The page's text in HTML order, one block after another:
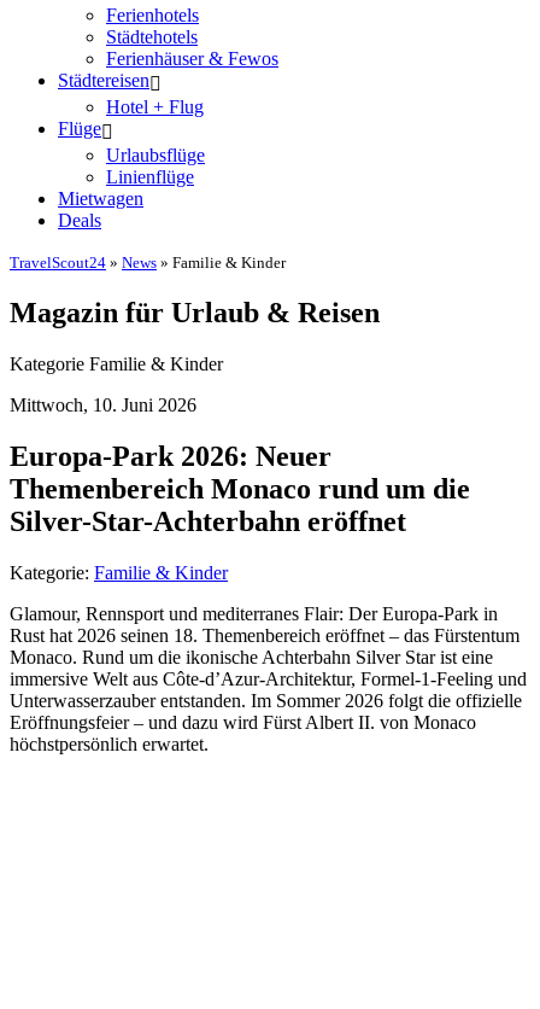
Ferienhotels
Städtehotels
Ferienhäuser & Fewos
Städtereisen
Hotel + Flug
Flüge
Urlaubsflüge
Linienflüge
Mietwagen
Deals
TravelScout24 » News » Familie & Kinder
Magazin für Urlaub & Reisen
Kategorie Familie & Kinder
Mittwoch, 10. Juni 2026
Europa-Park 2026: Neuer
Themenbereich Monaco rund um die
Silver-Star-Achterbahn eröffnet
Kategorie: Familie & Kinder
Glamour, Rennsport und mediterranes Flair: Der Europa-Park in
Rust hat 2026 seinen 18. Themenbereich eröffnet – das Fürstentum
Monaco. Rund um die ikonische Achterbahn Silver Star ist eine
immersive Welt aus Côte-d’Azur-Architektur, Formel-1-Feeling und
Unterwasserzauber entstanden. Im Sommer 2026 folgt die offizielle
Eröffnungsfeier – und dazu wird Fürst Albert II. von Monaco
höchstpersönlich erwartet.